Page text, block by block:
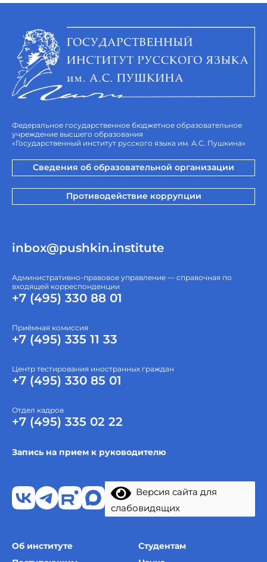
Федеральное государственное бюджетное образовательное
учреждение высшего образования
«Государственный институт русского языка им. А.С. Пушкина»
Сведения об образовательной организации
Противодействие коррупции
inbox@pushkin.institute
Административно-правовое управление — справочная по
входящей корреспонденции
+7 (495) 330 88 01
Приёмная комиссия
+7 (495) 335 11 33
Центр тестирования иностранных граждан
+7 (495) 330 85 01
Отдел кадров
+7 (495) 335 02 22
Запись на прием к руководителю
Версия сайта для
слабовидящих
Об институте
Студентам